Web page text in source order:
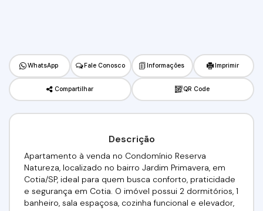
WhatsApp Fale Conosco Informações Imprimir
Compartilhar QR Code
Descrição
Apartamento à venda no Condomínio Reserva
Natureza, localizado no bairro Jardim Primavera, em
Cotia/SP, ideal para quem busca conforto, praticidade
e segurança em Cotia. O imóvel possui 2 dormitórios, 1
banheiro, sala espaçosa, cozinha funcional e elevador,